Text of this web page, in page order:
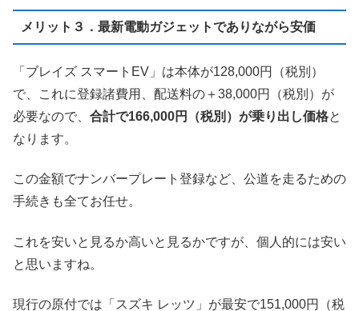
メリット３．最新電動ガジェットでありながら安価
「ブレイズ スマートEV」は本体が128,000円（税別）
で、これに登録諸費用、配送料の＋38,000円（税別）が
必要なので、 合計で166,000円（税別）が乗り出し価格と
なります。
この金額でナンバープレート登録など、公道を走るための
手続きも全てお任せ。
これを安いと見るか高いと見るかですが、個人的には安い
と思いますね。
現行の原付では「スズキ レッツ」が最安で151,000円（税